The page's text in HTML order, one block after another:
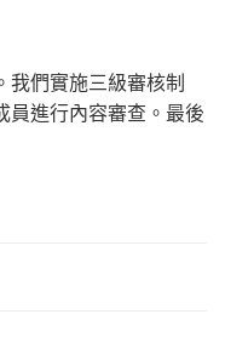
們實施三級審核制
員進行內容審查。最後